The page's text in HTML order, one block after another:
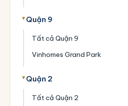
Quận 9
Tất cả Quận 9
Vinhomes Grand Park
Quận 2
Tất cả Quận 2